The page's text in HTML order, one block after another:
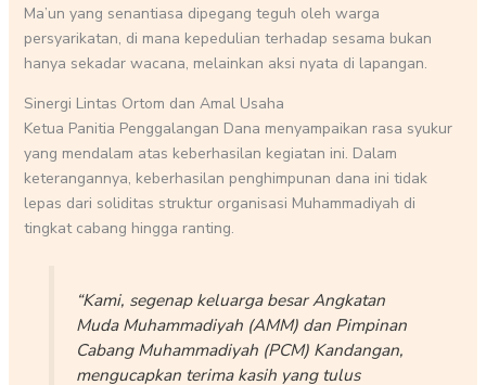
Ma’un yang senantiasa dipegang teguh oleh warga
persyarikatan, di mana kepedulian terhadap sesama bukan
hanya sekadar wacana, melainkan aksi nyata di lapangan.
Sinergi Lintas Ortom dan Amal Usaha
Ketua Panitia Penggalangan Dana menyampaikan rasa syukur
yang mendalam atas keberhasilan kegiatan ini. Dalam
keterangannya, keberhasilan penghimpunan dana ini tidak
lepas dari soliditas struktur organisasi Muhammadiyah di
tingkat cabang hingga ranting.
“Kami, segenap keluarga besar Angkatan
Muda Muhammadiyah (AMM) dan Pimpinan
Cabang Muhammadiyah (PCM) Kandangan,
mengucapkan terima kasih yang tulus